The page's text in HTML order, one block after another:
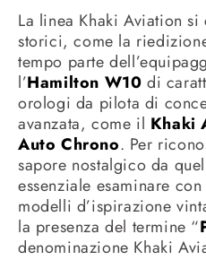
La linea Khaki Aviation
storici, come la
tempo parte
l’Hamilton W10 di
orologi da pilota di
avanzata, come il Khaki
Auto Chrono. Per
sapore nostalgico da
essenziale esaminare
modelli d’ispirazione
la presenza del termine “
denominazione Khaki